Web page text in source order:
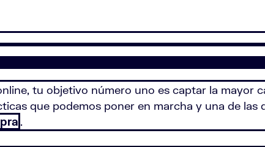
tu objetivo número uno es captar la mayor
que podemos poner en marcha y una de
.